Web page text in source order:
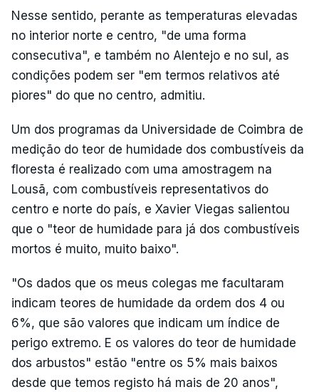
Nesse sentido, perante as temperaturas elevadas
no interior norte e centro, "de uma forma
consecutiva", e também no Alentejo e no sul, as
condições podem ser "em termos relativos até
piores" do que no centro, admitiu.
Um dos programas da Universidade de Coimbra de
medição do teor de humidade dos combustíveis da
floresta é realizado com uma amostragem na
Lousã, com combustíveis representativos do
centro e norte do país, e Xavier Viegas salientou
que o "teor de humidade para já dos combustíveis
mortos é muito, muito baixo".
"Os dados que os meus colegas me facultaram
indicam teores de humidade da ordem dos 4 ou
6%, que são valores que indicam um índice de
perigo extremo. E os valores do teor de humidade
dos arbustos" estão "entre os 5% mais baixos
desde que temos registo há mais de 20 anos",